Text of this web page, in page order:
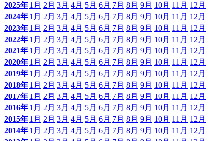
2025年1月 2月 3月 4月 5月 6月 7月 8月 9月 10月 11月 12月
2024年1月 2月 3月 4月 5月 6月 7月 8月 9月 10月 11月 12月
2023年1月 2月 3月 4月 5月 6月 7月 8月 9月 10月 11月 12月
2022年1月 2月 3月 4月 5月 6月 7月 8月 9月 10月 11月 12月
2021年1月 2月 3月 4月 5月 6月 7月 8月 9月 10月 11月 12月
2020年1月 2月 3月 4月 5月 6月 7月 8月 9月 10月 11月 12月
2019年1月 2月 3月 4月 5月 6月 7月 8月 9月 10月 11月 12月
2018年1月 2月 3月 4月 5月 6月 7月 8月 9月 10月 11月 12月
2017年1月 2月 3月 4月 5月 6月 7月 8月 9月 10月 11月 12月
2016年1月 2月 3月 4月 5月 6月 7月 8月 9月 10月 11月 12月
2015年1月 2月 3月 4月 5月 6月 7月 8月 9月 10月 11月 12月
2014年1月 2月 3月 4月 5月 6月 7月 8月 9月 10月 11月 12月